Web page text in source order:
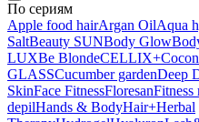
По сериям
Apple food hairArgan OilAqua
SaltBeauty SUNBody Glow
LUXBe BlondeCELLIX+
GLASSCucumber gardenDeep
SkinFace FitnessFloresanFitness
depilHands & BodyHair+Herbal